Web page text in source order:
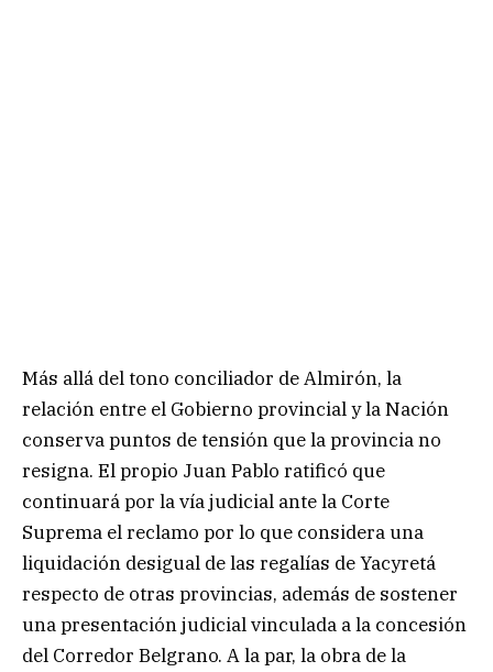
Más allá del tono conciliador de Almirón, la
relación entre el Gobierno provincial y la Nación
conserva puntos de tensión que la provincia no
resigna. El propio Juan Pablo ratificó que
continuará por la vía judicial ante la Corte
Suprema el reclamo por lo que considera una
liquidación desigual de las regalías de Yacyretá
respecto de otras provincias, además de sostener
una presentación judicial vinculada a la concesión
del Corredor Belgrano. A la par, la obra de la